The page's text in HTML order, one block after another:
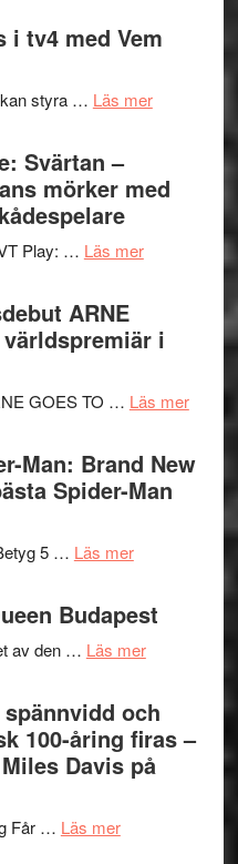
och
Shadow
Edge
och
en
i
i tv4 med Vem
kan styra … Läs merom
valet
synas
kan
Svärtan –
mörker med
Play: … Läs merom
tv-
serie:
–
om
människans
ARNE
världspremiär i
GOES TO … Läs merom
ARNE
GOES
Man: Brand New
Spider-Man
5 … Läs merom
Spider-
Man:
Brand
Day
–
kan
Budapest
av den … Läs merom
års-
jubileum
av
Queen
och
100-åring firas –
Davis på
Får … Läs merom